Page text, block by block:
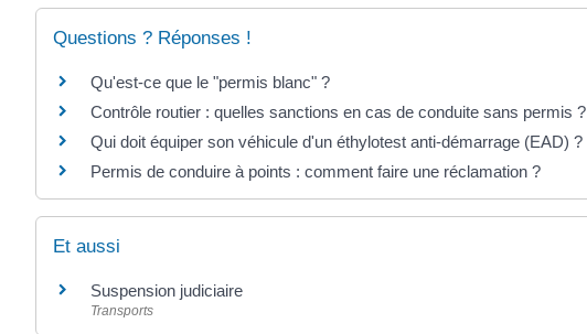
Questions ? Réponses !
Qu'est-ce que le "permis blanc" ?
Contrôle routier : quelles sanctions en cas de conduite sans permis ?
Qui doit équiper son véhicule d'un éthylotest anti-démarrage (EAD) ?
Permis de conduire à points : comment faire une réclamation ?
Et aussi
Suspension judiciaire
Transports